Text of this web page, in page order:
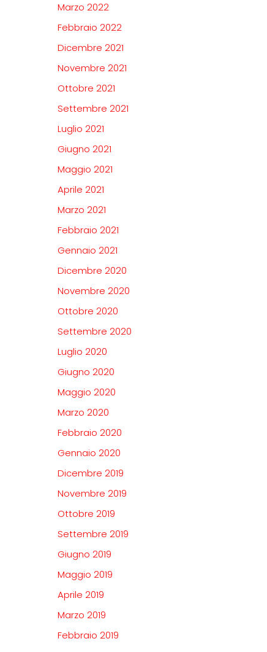
Marzo 2022
Febbraio 2022
Dicembre 2021
Novembre 2021
Ottobre 2021
Settembre 2021
Luglio 2021
Giugno 2021
Maggio 2021
Aprile 2021
Marzo 2021
Febbraio 2021
Gennaio 2021
Dicembre 2020
Novembre 2020
Ottobre 2020
Settembre 2020
Luglio 2020
Giugno 2020
Maggio 2020
Marzo 2020
Febbraio 2020
Gennaio 2020
Dicembre 2019
Novembre 2019
Ottobre 2019
Settembre 2019
Giugno 2019
Maggio 2019
Aprile 2019
Marzo 2019
Febbraio 2019